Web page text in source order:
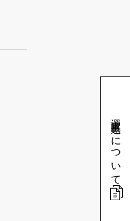
選定申込みについて